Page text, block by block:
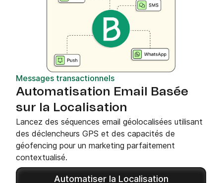
Messages transactionnels
Automatisation Email Basée
sur la Localisation
Lancez des séquences email géolocalisées utilisant
des déclencheurs GPS et des capacités de
géofencing pour un marketing parfaitement
contextualisé.
Automatiser la Localisation